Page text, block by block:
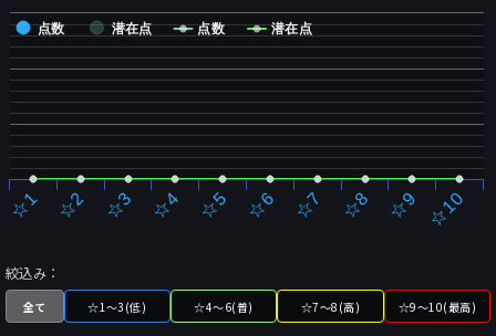
点数 潜在点 点数 潜在点
☆1 ☆2 ☆3 ☆4 ☆5 ☆6 ☆7 ☆8 ☆9 ☆10
絞込み：
全て ☆1～3(低) ☆4～6(普) ☆7～8(高) ☆9～10(最高)